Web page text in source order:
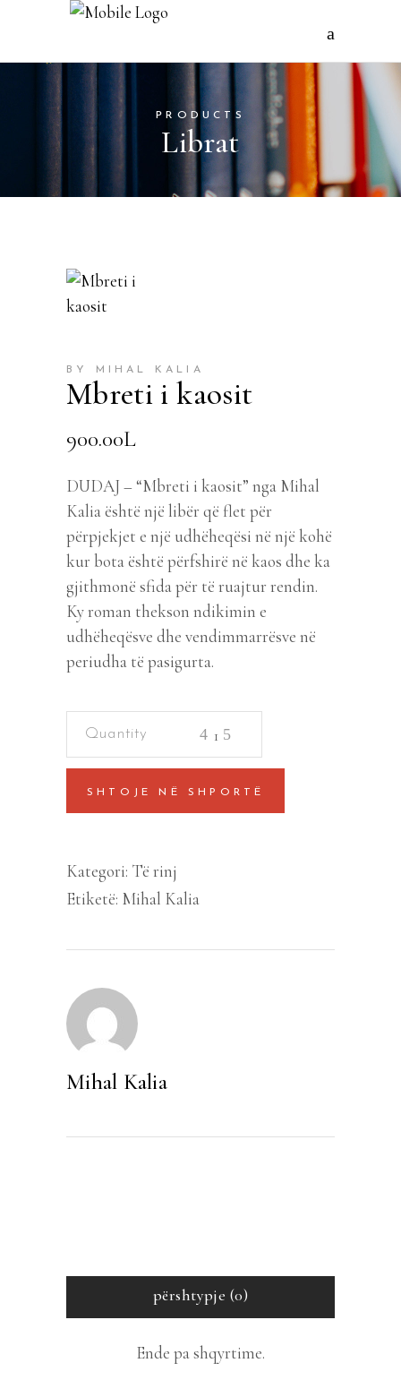
PRODUCTS
Librat
BY MIHAL KALIA
Mbreti i kaosit
900.00L
DUDAJ – “Mbreti i kaosit” nga Mihal
Kalia është një libër që flet për
përpjekjet e një udhëheqësi në një kohë
kur bota është përfshirë në kaos dhe ka
gjithmonë sfida për të ruajtur rendin.
Ky roman thekson ndikimin e
udhëheqësve dhe vendimmarrësve në
periudha të pasigurta.
kaosit
quantity
SHTOJE NË SHPORTË
Kategori: Të rinj
Etiketë: Mihal Kalia
Mihal Kalia
përshtypje (0)
Ende pa shqyrtime.